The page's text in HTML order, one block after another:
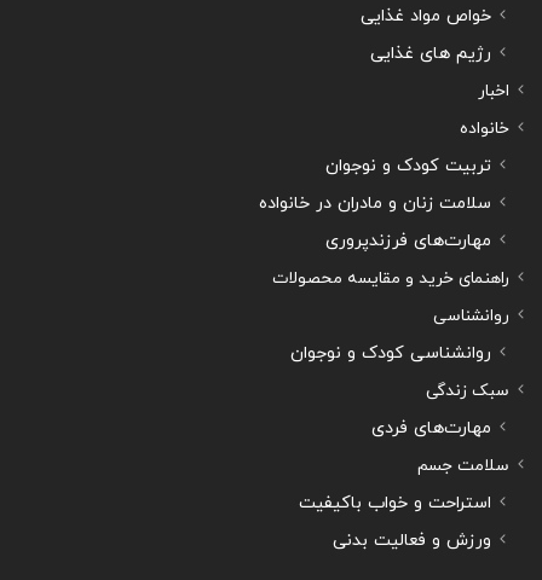
خواص مواد غذایی
رژیم های غذایی
اخبار
خانواده
تربیت کودک و نوجوان
سلامت زنان و مادران در خانواده
مهارت‌های فرزندپروری
راهنمای خرید و مقایسه محصولات
روانشناسی
روانشناسی کودک و نوجوان
سبک زندگی
مهارت‌های فردی
سلامت جسم
استراحت و خواب باکیفیت
ورزش و فعالیت بدنی